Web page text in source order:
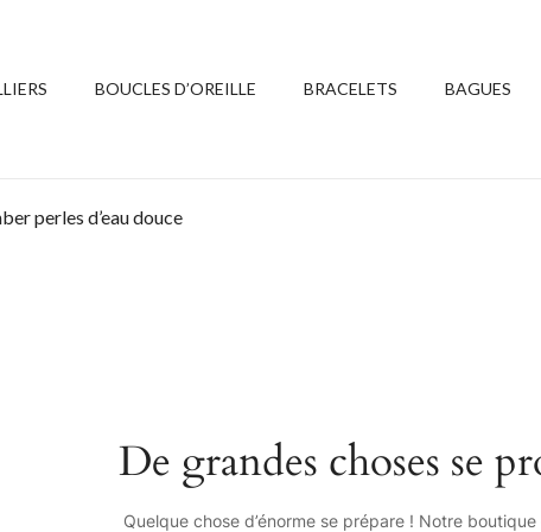
BOUCLES D’OREILLE BRACELETS BAGUES
perles d’eau douce
De grandes choses se
Quelque chose d’énorme se prépare ! Notre